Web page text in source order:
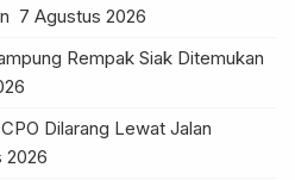
7 Agustus 2026
Rempak Siak Ditemukan
Dilarang Lewat Jalan
2026